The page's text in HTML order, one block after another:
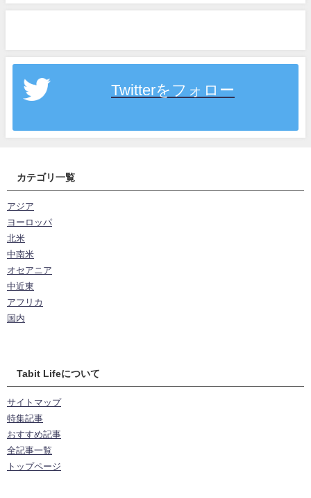
Twitterをフォロー
カテゴリ一覧
アジア
ヨーロッパ
北米
中南米
オセアニア
中近東
アフリカ
国内
Tabit Lifeについて
サイトマップ
特集記事
おすすめ記事
全記事一覧
トップページ